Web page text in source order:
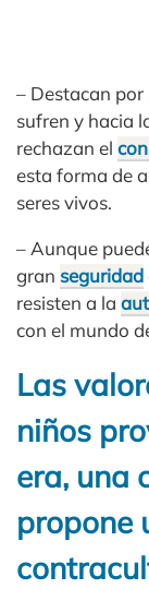
– Destacan por
sufren y hacia
rechazan el
esta forma de
seres vivos.
– Aunque
gran seguridad
resisten a la
con el mundo
Las
niños
era, una
propone